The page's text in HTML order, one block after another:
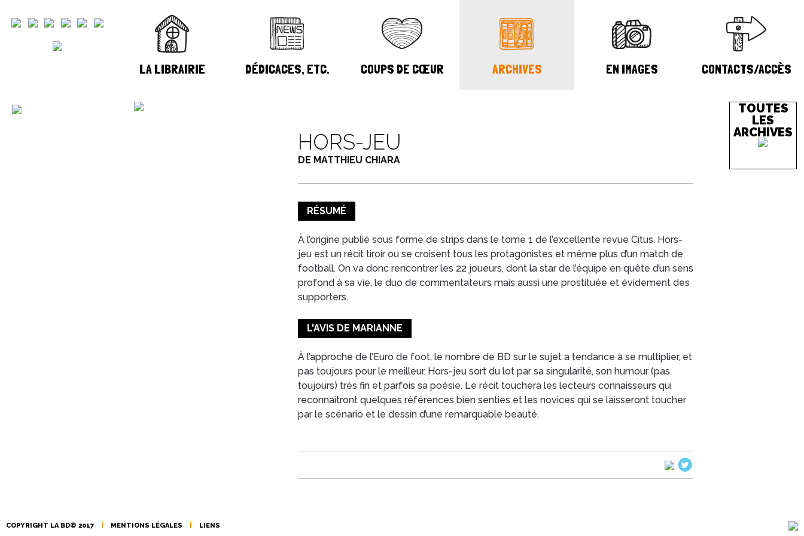
LA LIBRAIRIE DÉDICACES, ETC. COUPS DE CŒUR ARCHIVES EN IMAGES CONTACTS/ACCÈS
HORS-JEU
DE MATTHIEU CHIARA
RÉSUMÉ
À l’origine publié sous forme de strips dans le tome 1 de l’excellente revue Citus. Hors-
jeu est un récit tiroir ou se croisent tous les protagonistes et même plus d’un match de
football. On va donc rencontrer les 22 joueurs, dont la star de l’équipe en quête d’un sens
profond à sa vie, le duo de commentateurs mais aussi une prostituée et évidement des
supporters.
L'AVIS DE MARIANNE
À l’approche de l’Euro de foot, le nombre de BD sur le sujet a tendance à se multiplier, et
pas toujours pour le meilleur. Hors-jeu sort du lot par sa singularité, son humour (pas
toujours) très fin et parfois sa poésie. Le récit touchera les lecteurs connaisseurs qui
reconnaitront quelques références bien senties et les novices qui se laisseront toucher
par le scénario et le dessin d’une remarquable beauté.
TOUTES
LES
ARCHIVES
COPYRIGHT LA BD© 2017 MENTIONS LÉGALES LIENS